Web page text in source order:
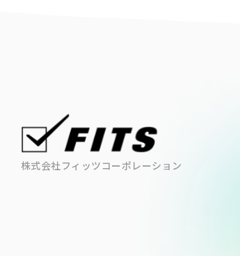
株式会社フィッツコーポレーション